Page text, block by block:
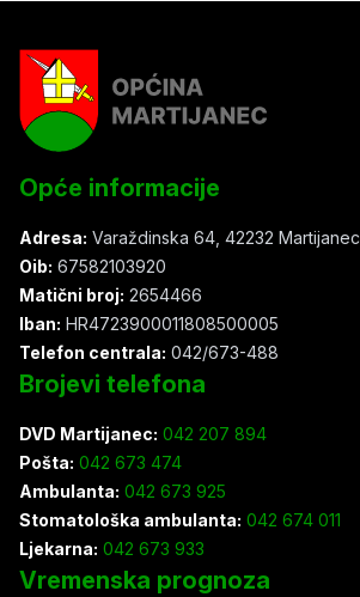
Opće informacije
Adresa: Varaždinska 64, 42232 Martijanec
Oib: 67582103920
Matični broj: 2654466
Iban: HR4723900011808500005
Telefon centrala: 042/673-488
Brojevi telefona
DVD Martijanec: 042 207 894
Pošta: 042 673 474
Ambulanta: 042 673 925
Stomatološka ambulanta: 042 674 011
Ljekarna: 042 673 933
Vremenska prognoza